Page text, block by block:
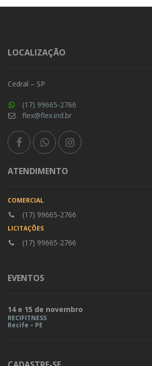
LOCALIZAÇÃO
Cedral – SP
(17) 99665-2766
flex@flex.ind.br
ATENDIMENTO
COMERCIAL
(17) 99665-2766
LICITAÇÕES
(17) 99665-2766
EVENTOS
14 e 15 de novembro
RECIFITNESS
Recife – PE